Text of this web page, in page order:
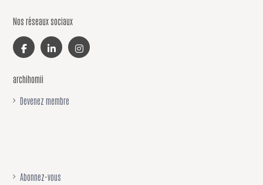
Nos réseaux sociaux
archihomii
Devenez membre
Abonnez-vous